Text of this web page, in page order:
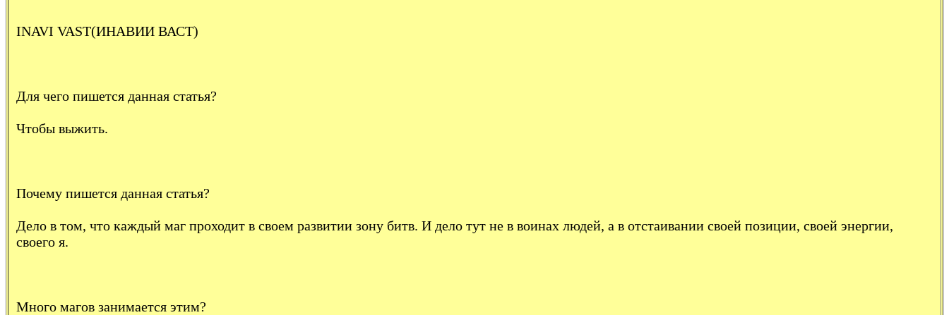
INAVI VAST(ИНАВИИ ВАСТ)
Для чего пишется данная статья?
Чтобы выжить.
Почему пишется данная статья?
Дело в том, что каждый маг проходит в своем развитии зону битв. И дело тут не в воинах людей, а в отстаивании своей позиции, своей энергии,
своего я.
Много магов занимается этим?